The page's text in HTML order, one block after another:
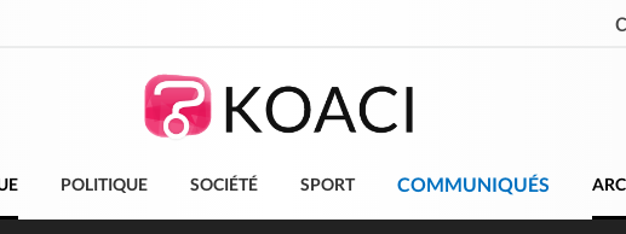
POLITIQUE SOCIÉTÉ SPORT COMMUNIQUÉS